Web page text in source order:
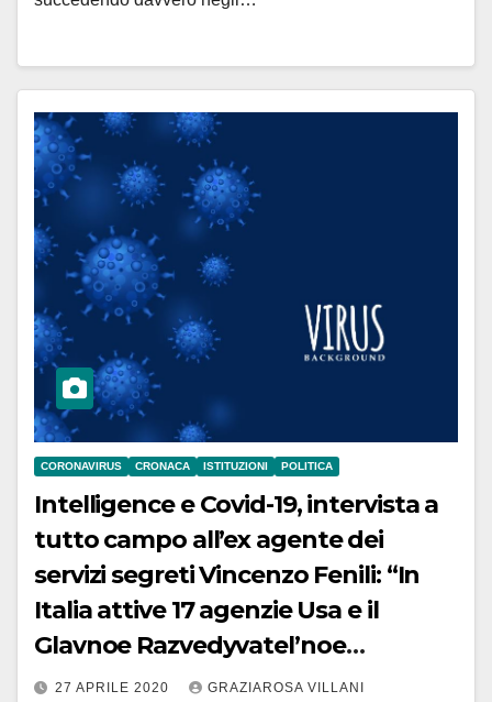
CORONAVIRUS CRONACA ISTITUZIONI POLITICA
Intelligence e Covid-19, intervista a
tutto campo all’ex agente dei
servizi segreti Vincenzo Fenili: “In
Italia attive 17 agenzie Usa e il
Glavnoe Razvedyvatel’noe
Upravlenie-Gru russo”
27 APRILE 2020 GRAZIAROSA VILLANI